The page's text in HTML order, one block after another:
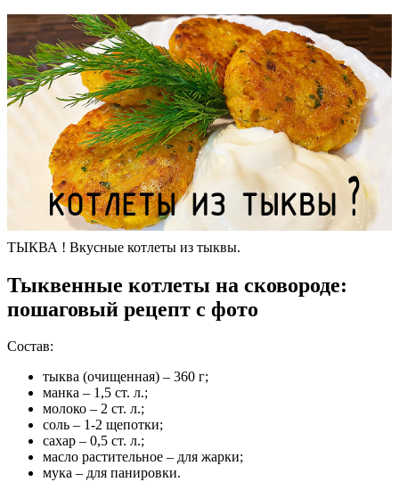
ТЫКВА ! Вкусные котлеты из тыквы.
Тыквенные котлеты на сковороде:
пошаговый рецепт с фото
Состав:
тыква (очищенная) – 360 г;
манка – 1,5 ст. л.;
молоко – 2 ст. л.;
соль – 1-2 щепотки;
сахар – 0,5 ст. л.;
масло растительное – для жарки;
мука – для панировки.